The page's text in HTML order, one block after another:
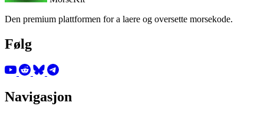
Den premium plattformen for a laere og oversette morsekode.
Følg
Navigasjon